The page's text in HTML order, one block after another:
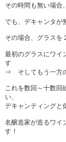
その時間も無い場合
でも、デキャンタが
その場合、グラスを
最初のグラスにワイ
す
⇒ そしてもう一方
これを数回～十数回
い、
デキャンティングと
名醸造家が造るワイ
す！